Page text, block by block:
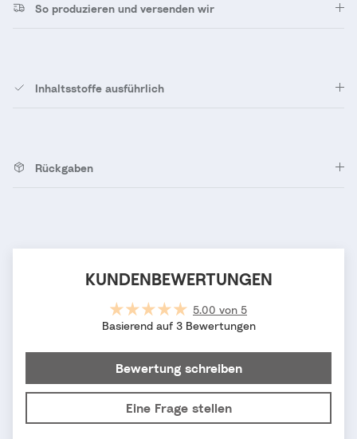
So produzieren und versenden wir
Inhaltsstoffe ausführlich
Rückgaben
KUNDENBEWERTUNGEN
5.00 von 5
Basierend auf 3 Bewertungen
Bewertung schreiben
Eine Frage stellen